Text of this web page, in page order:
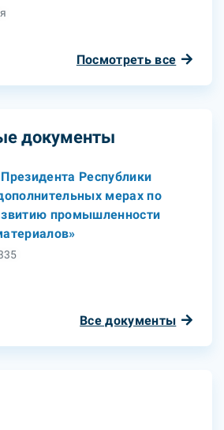
Посмотреть все
документы
Республики
мерах по
промышленности
Все документы